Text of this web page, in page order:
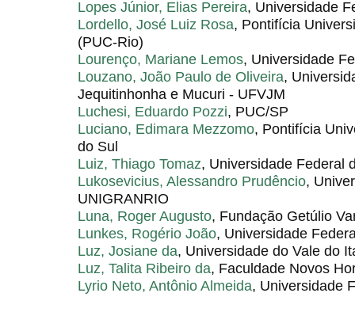
Lopes Júnior, Elias Pereira, Universidade
Lordello, José Luiz Rosa, Pontifícia
(PUC-Rio)
Lourenço, Mariane Lemos, Universidade
Louzano, João Paulo de Oliveira,
Jequitinhonha e Mucuri - UFVJM
Luchesi, Eduardo Pozzi, PUC/SP
Luciano, Edimara Mezzomo, Pontifícia
do Sul
Luiz, Thiago Tomaz, Universidade Federal
Lukosevicius, Alessandro Prudêncio,
UNIGRANRIO
Luna, Roger Augusto, Fundação Getúlio
Lunkes, Rogério João, Universidade
Luz, Josiane da, Universidade do Vale do
Luz, Talita Ribeiro da, Faculdade Novos
Lyrio Neto, Antônio Almeida, Universidade